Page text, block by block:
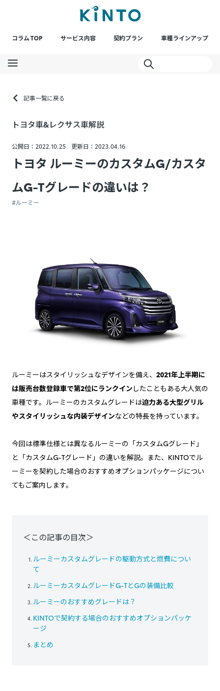
コラム TOP サービス内容 契約プラン 車種ラインアップ
記事一覧に戻る
トヨタ車&レクサス車解説
公開日：2022.10.25 更新日：2023.04.16
トヨタ ルーミーのカスタムG/カスタ
ムG-Tグレードの違いは？
#ルーミー
ルーミーはスタイリッシュなデザインを備え、 2021年上半期に
は販売台数登録車で第2位にランクイン したこともある大人気の
車種です。ルーミーのカスタムグレードは迫力ある大型グリル
やスタイリッシュな内装デザインなどの特長を持っています。
今回は標準仕様とは異なるルーミーの「カスタムGグレード」
と「カスタムG-Tグレード」の違いを解説。また、KINTOでル
ーミーを契約した場合のおすすめオプションパッケージについ
てもご案内します。
＜この記事の目次＞
ルーミーカスタムグレードの駆動方式と燃費につい
て
ルーミーカスタムグレードG-TとGの装備比較
ルーミーのおすすめグレードは？
KINTOで契約する場合のおすすめオプションパッケ
ージ
まとめ